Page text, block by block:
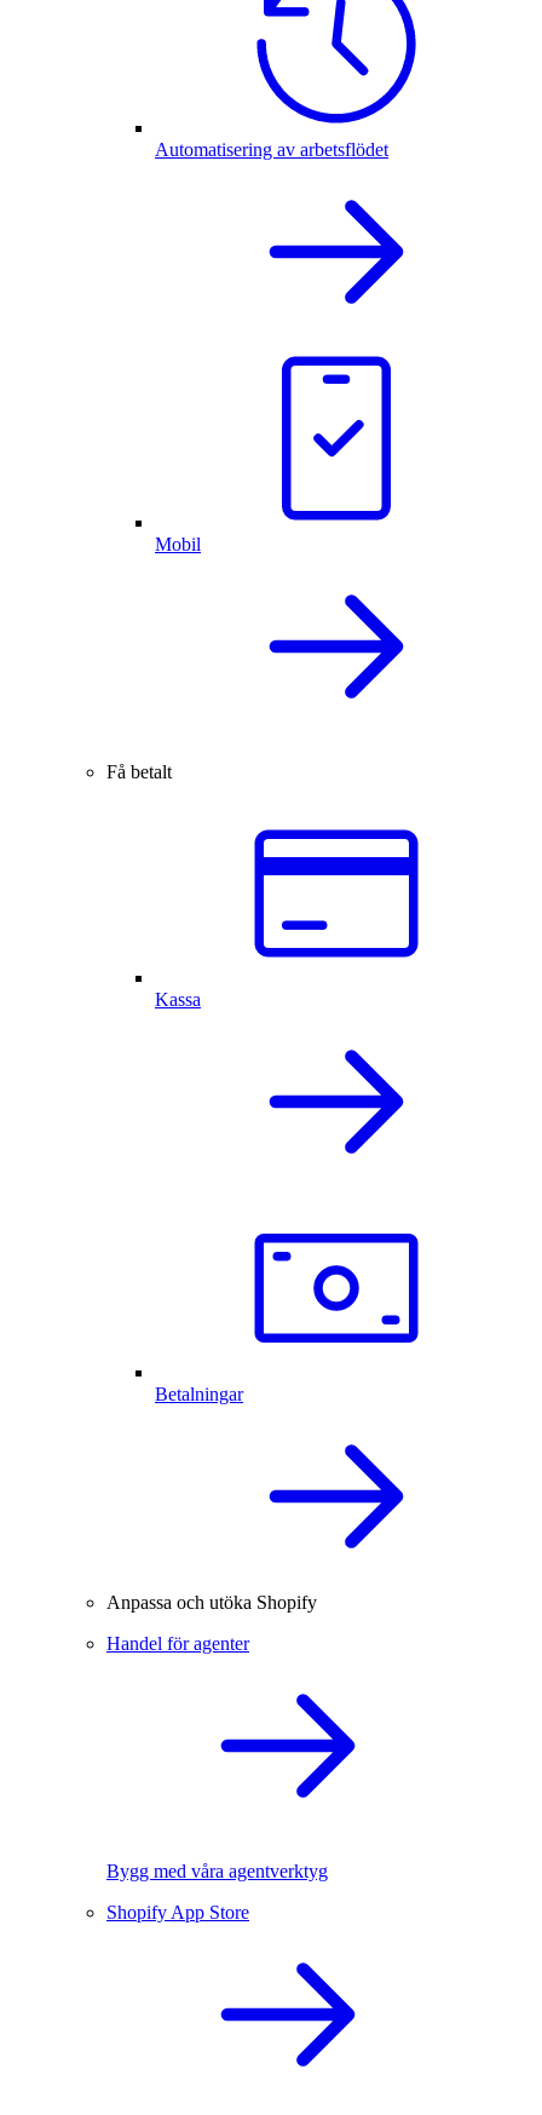
Automatisering av arbetsflödet
Mobil
Få betalt
Kassa
Betalningar
Anpassa och utöka Shopify
Handel för agenter
Bygg med våra agentverktyg
Shopify App Store